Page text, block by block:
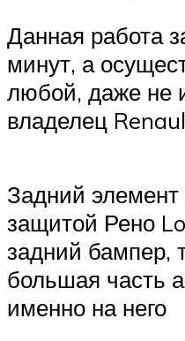
Данная работа
минут, а
любой, даже не
владелец
Задний
защитой Рено
задний бампер,
большая часть
именно на него